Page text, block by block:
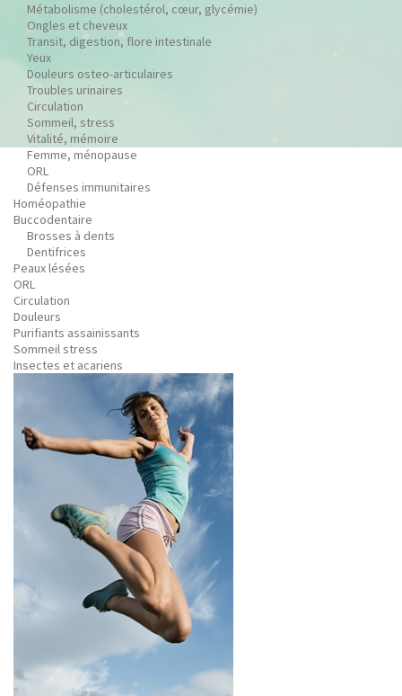
Métabolisme (cholestérol, cœur, glycémie)
Ongles et cheveux
Transit, digestion, flore intestinale
Yeux
Douleurs osteo-articulaires
Troubles urinaires
Circulation
Sommeil, stress
Vitalité, mémoire
Femme, ménopause
ORL
Défenses immunitaires
Homéopathie
Buccodentaire
Brosses à dents
Dentifrices
Peaux lésées
ORL
Circulation
Douleurs
Purifiants assainissants
Sommeil stress
Insectes et acariens